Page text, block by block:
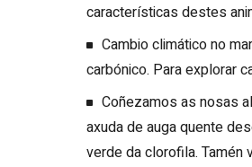
características destes
Cambio climático no
carbónico. Para explorar
Coñezamos as nosas
axuda de auga quente
verde da clorofila. Tamén